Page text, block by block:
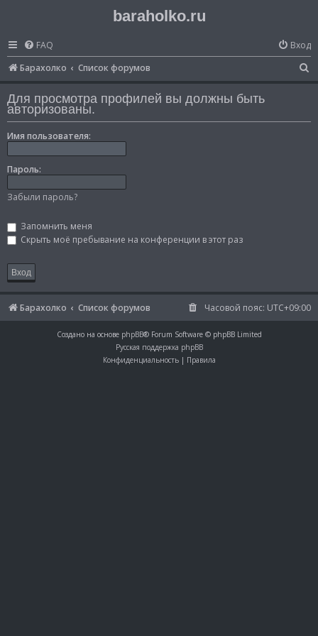
baraholko.ru
FAQ
Вход
Барахолко
Список форумов
о
с
Для просмотра профилей вы должны быть
авторизованы.
Имя пользователя:
Пароль:
Забыли пароль?
Запомнить меня
Скрыть моё пребывание на конференции в этот раз
Барахолко Список форумов Часовой пояс: UTC+09:00
Создано на основе phpBB® Forum Software © phpBB Limited
Русская поддержка phpBB
Конфиденциальность| Правила